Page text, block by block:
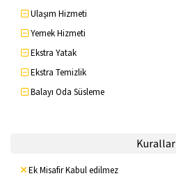
Ulaşım Hizmeti
Yemek Hizmeti
Ekstra Yatak
Ekstra Temizlik
Balayı Oda Süsleme
Kurallar
Ek Misafir Kabul edilmez